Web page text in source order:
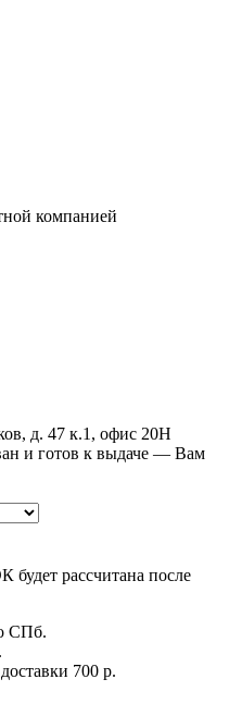
компанией
д. 47 к.1, офис 20Н
и готов к выдаче — Вам
рассчитана после
СПб.
700 р.